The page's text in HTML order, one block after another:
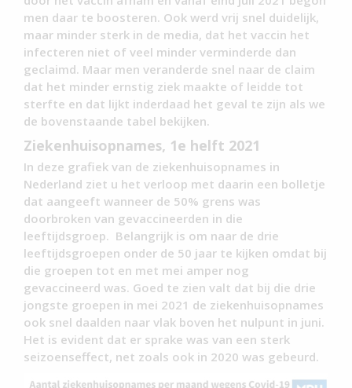
men daar te boosteren. Ook werd vrij snel duidelijk,
maar minder sterk in de media, dat het vaccin het
infecteren niet of veel minder verminderde dan
geclaimd. Maar men veranderde snel naar de claim
dat het minder ernstig ziek maakte of leidde tot
sterfte en dat lijkt inderdaad het geval te zijn als we
de bovenstaande tabel bekijken.
Ziekenhuisopnames, 1e helft 2021
In deze grafiek van de ziekenhuisopnames in
Nederland ziet u het verloop met daarin een bolletje
dat aangeeft wanneer de 50% grens was
doorbroken van gevaccineerden in die
leeftijdsgroep. Belangrijk is om naar de drie
leeftijdsgroepen onder de 50 jaar te kijken omdat bij
die groepen tot en met mei amper nog
gevaccineerd was. Goed te zien valt dat bij die drie
jongste groepen in mei 2021 de ziekenhuisopnames
ook snel daalden naar vlak boven het nulpunt in juni.
Het is evident dat er sprake was van een sterk
seizoenseffect, net zoals ook in 2020 was gebeurd.